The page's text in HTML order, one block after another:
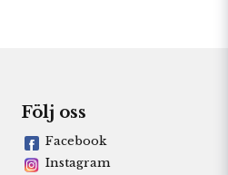
Följ oss
Facebook
Instagram